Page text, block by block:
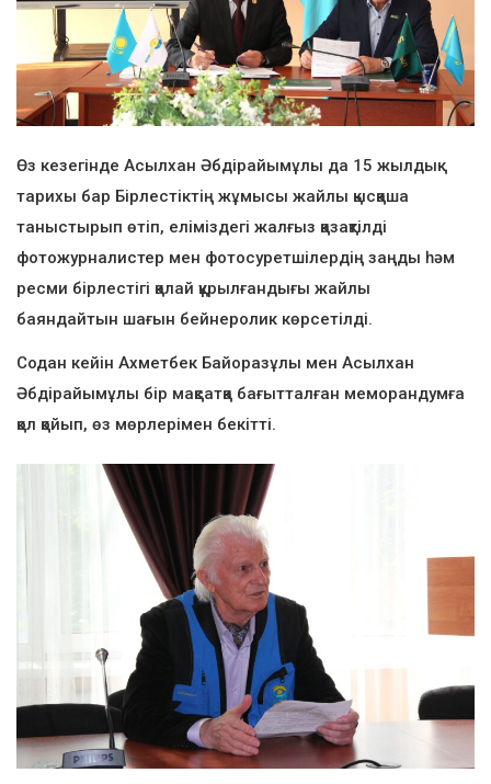
Өз кезегінде Асылхан Әбдірайымұлы да 15 жылдық
тарихы бар Бірлестіктің жұмысы жайлы қысқаша
таныстырып өтіп, еліміздегі жалғыз қазақтілді
фотожурналистер мен фотосуретшілердің заңды һәм
ресми бірлестігі қалай құрылғандығы жайлы
баяндайтын шағын бейнеролик көрсетілді.
Содан кейін Ахметбек Байоразұлы мен Асылхан
Әбдірайымұлы бір мақсатқа бағытталған меморандумға
қол қойып, өз мөрлерімен бекітті.